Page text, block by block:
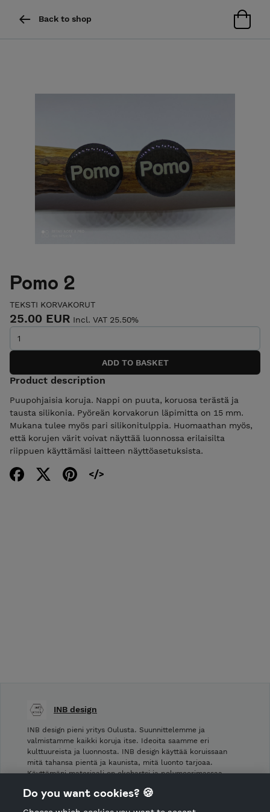
Back to shop
Pomo 2
TEKSTI KORVAKORUT
25.00 EUR Incl. VAT 25.50%
Product description
Puupohjaisia koruja. Nappi on puuta, koruosa terästä ja
tausta silikonia. Pyöreän korvakorun läpimitta on 15 mm.
Mukana tulee myös pari silikonitulppia. Huomaathan myös,
että korujen värit voivat näyttää luonnossa erilaisilta
riippuen käyttämäsi laitteen näyttöasetuksista.
INB design
INB design pieni yritys Oulusta. Suunnittelemme ja
valmistamme kaikki koruja itse. Ideoita saamme eri
kulttuureista ja luonnosta. INB design käyttää koruissaan
mitä tahansa pientä ja kaunista, mitä luonto tarjoaa.
Käyttämäni materiaali on ekohartsi ja polymeerimassaa.
Do you want cookies? 🍪